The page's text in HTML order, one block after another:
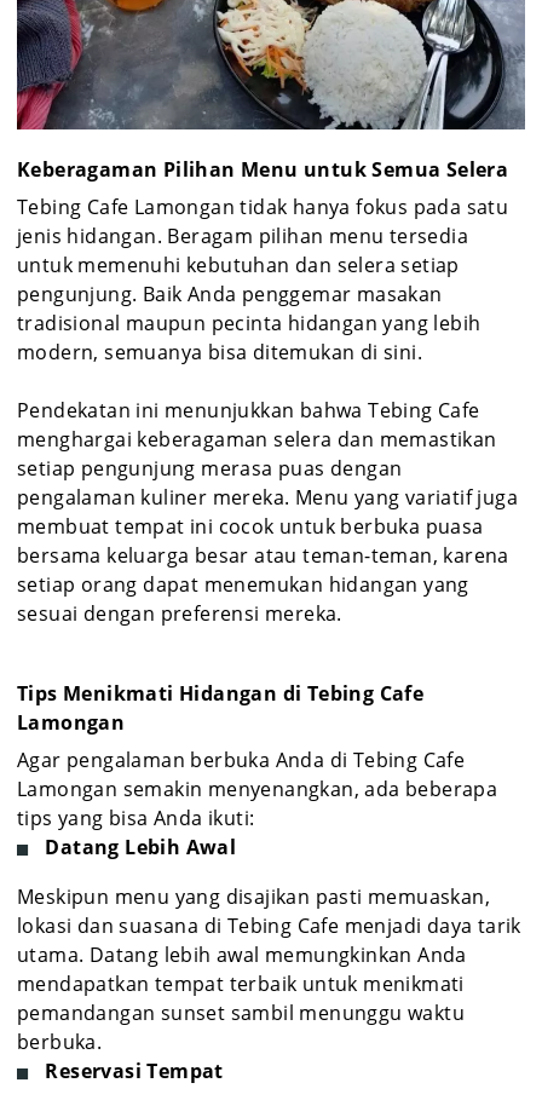
Keberagaman Pilihan Menu untuk Semua Selera
Tebing Cafe Lamongan tidak hanya fokus pada satu
jenis hidangan. Beragam pilihan menu tersedia
untuk memenuhi kebutuhan dan selera setiap
pengunjung. Baik Anda penggemar masakan
tradisional maupun pecinta hidangan yang lebih
modern, semuanya bisa ditemukan di sini.
Pendekatan ini menunjukkan bahwa Tebing Cafe
menghargai keberagaman selera dan memastikan
setiap pengunjung merasa puas dengan
pengalaman kuliner mereka. Menu yang variatif juga
membuat tempat ini cocok untuk berbuka puasa
bersama keluarga besar atau teman-teman, karena
setiap orang dapat menemukan hidangan yang
sesuai dengan preferensi mereka.
Tips Menikmati Hidangan di Tebing Cafe
Lamongan
Agar pengalaman berbuka Anda di Tebing Cafe
Lamongan semakin menyenangkan, ada beberapa
tips yang bisa Anda ikuti:
Datang Lebih Awal
Meskipun menu yang disajikan pasti memuaskan,
lokasi dan suasana di Tebing Cafe menjadi daya tarik
utama. Datang lebih awal memungkinkan Anda
mendapatkan tempat terbaik untuk menikmati
pemandangan sunset sambil menunggu waktu
berbuka.
Reservasi Tempat